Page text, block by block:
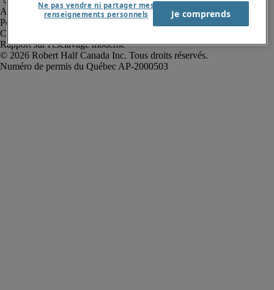
Alerte à la fraude
Politique de confidentialité
Conditions d’utilisation
Rapport sur l'esclavage moderne
Robert Half Canada Inc. Tous droits réservés.
Ne pas vendre ni partager mes
renseignements personnels
Je comprends